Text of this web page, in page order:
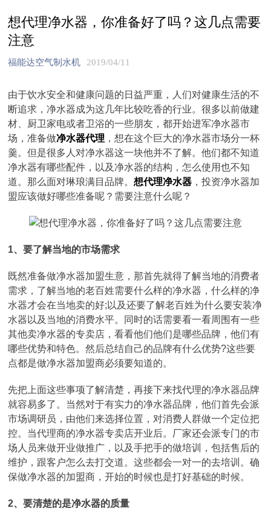
想代理净水器，你准备好了吗？这几点需要
注意
福能达空气制水机 2019/04/11
由于饮水安全和健康问题的日益严重，人们对健康生活的不
断追求，净水器成为这几年比较吃香的行业。很多以前做建
材、厨卫家电或者卫浴的一些朋友，都开始进军净水器市
场，准备做净水器代理 ，想在这个巨大的净水器市场分一杯
羹。但是很多人对净水器这一块他并不了解。他们都不知道
净水器有哪些配件，以及净水器的结构，怎么使用也不知
道。那么面对琳琅满目品牌。想代理净水器 ，投资净水器加
盟应该做好哪些准备呢？需要注意什么呢？
1、要了解当地的市场需求
既然准备做净水器加盟生意，那首先就得了解当地的消费者
需求，了解当地的老百姓需要什么样的净水器，什么样的净
水器才会在当地卖的好;以及还要了解老百姓为什么要安装净
水器以及当地的消费水平。同时的话需要看一看周围有一些
其他卖净水器的专卖店，看看他们他们是哪些品牌，他们有
哪些优势和特色。然后总结自己的品牌有什么优势?这些要
点都是做净水器加盟商必须要知道的。
先把上面这些事项了解清楚，再接下来找代理的净水器品牌
就容易多了。当然对于有实力的净水器品牌，他们首先会派
市场调研员，由他们来选择位置，对消费人群做一个定位把
控。当代理商的净水器专卖店开业后。厂家还会派专门的市
场人员来做开业做推广，以及手把手的做培训，包括售后的
维护，跟客户怎么去打交道。这些都会一对一的去培训。确
保做净水器的加盟商，开始的时候也是打好基础的时候。
2、要清楚的是净水器的质量